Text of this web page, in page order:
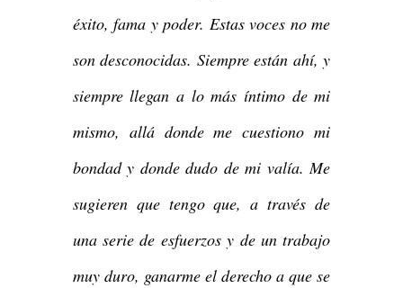
éxito, fama y poder. Estas voces no me
son desconocidas. Siempre están ahí, y
siempre llegan a lo más íntimo de mi
mismo, allá donde me cuestiono mi
bondad y donde dudo de mi valía. Me
sugieren que tengo que, a través de
una serie de esfuerzos y de un trabajo
muy duro, ganarme el derecho a que se